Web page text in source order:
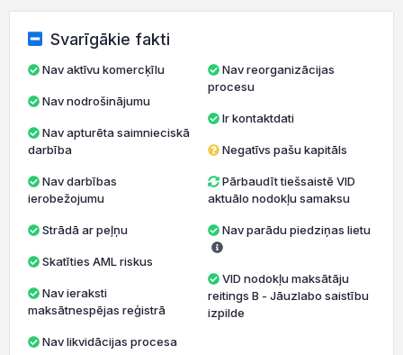
Svarīgākie fakti
Nav aktīvu komercķīlu
Nav nodrošinājumu
darbība
ierobežojumu
Strādā ar peļņu
Skatīties AML riskus
maksātnespējas reģistrā
Nav likvidācijas procesa
Nav reorganizācijas
procesu
Ir kontaktdati
Negatīvs pašu kapitāls
Pārbaudīt tiešsaistē VID
aktuālo nodokļu samaksu
Nav parādu piedziņas lietu
VID nodokļu maksātāju
reitings B - Jāuzlabo saistību
izpilde